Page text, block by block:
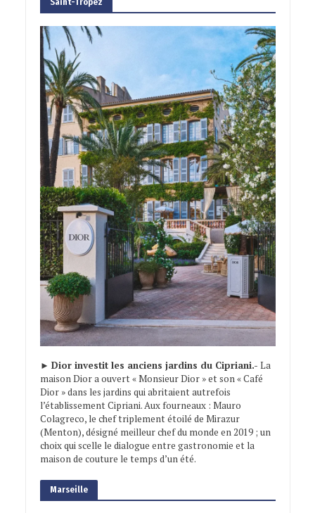
► Dior investit les anciens jardins du Cipriani.- La
maison Dior a ouvert « Monsieur Dior » et son « Café
Dior » dans les jardins qui abritaient autrefois
l’établissement Cipriani. Aux fourneaux : Mauro
Colagreco, le chef triplement étoilé de Mirazur
(Menton), désigné meilleur chef du monde en 2019 ; un
choix qui scelle le dialogue entre gastronomie et la
maison de couture le temps d’un été.
Marseille